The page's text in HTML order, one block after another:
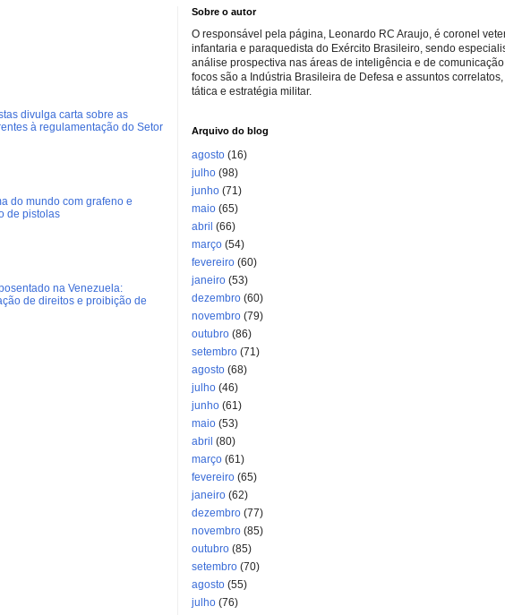
divulga carta sobre as
à regulamentação do Setor
do mundo com grafeno e
de pistolas
na Venezuela:
de direitos e proibição de
Sobre o autor
O responsável pela página, Leonardo RC Araujo, é coronel
infantaria e paraquedista do Exército Brasileiro, sendo
análise prospectiva nas áreas de inteligência e de
focos são a Indústria Brasileira de Defesa e assuntos
tática e estratégia militar.
Arquivo do blog
agosto (16)
julho (98)
junho (71)
maio (65)
abril (66)
março (54)
fevereiro (60)
janeiro (53)
dezembro (60)
novembro (79)
outubro (86)
setembro (71)
agosto (68)
julho (46)
junho (61)
maio (53)
abril (80)
março (61)
fevereiro (65)
janeiro (62)
dezembro (77)
novembro (85)
outubro (85)
setembro (70)
agosto (55)
julho (76)